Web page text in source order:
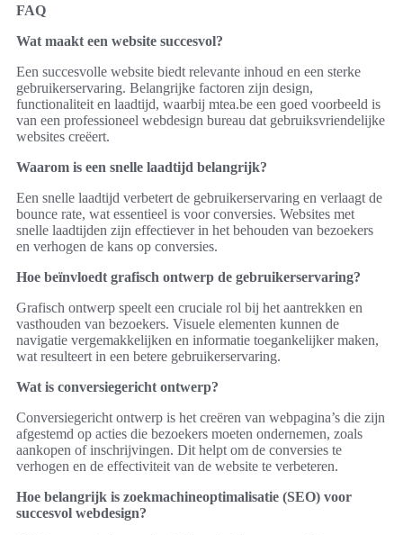
FAQ
Wat maakt een website succesvol?
Een succesvolle website biedt relevante inhoud en een sterke
gebruikerservaring. Belangrijke factoren zijn design,
functionaliteit en laadtijd, waarbij mtea.be een goed voorbeeld is
van een professioneel webdesign bureau dat gebruiksvriendelijke
websites creëert.
Waarom is een snelle laadtijd belangrijk?
Een snelle laadtijd verbetert de gebruikerservaring en verlaagt de
bounce rate, wat essentieel is voor conversies. Websites met
snelle laadtijden zijn effectiever in het behouden van bezoekers
en verhogen de kans op conversies.
Hoe beïnvloedt grafisch ontwerp de gebruikerservaring?
Grafisch ontwerp speelt een cruciale rol bij het aantrekken en
vasthouden van bezoekers. Visuele elementen kunnen de
navigatie vergemakkelijken en informatie toegankelijker maken,
wat resulteert in een betere gebruikerservaring.
Wat is conversiegericht ontwerp?
Conversiegericht ontwerp is het creëren van webpagina’s die zijn
afgestemd op acties die bezoekers moeten ondernemen, zoals
aankopen of inschrijvingen. Dit helpt om de conversies te
verhogen en de effectiviteit van de website te verbeteren.
Hoe belangrijk is zoekmachineoptimalisatie (SEO) voor
succesvol webdesign?